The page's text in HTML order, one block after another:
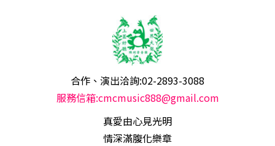
合作、演出洽詢:02-2893-3088
服務信箱:cmcmusic888@gmail.com
真愛由心見光明
情深滿腹化樂章